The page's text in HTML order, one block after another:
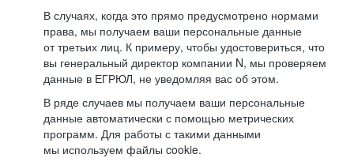
В случаях, когда это прямо предусмотрено нормами
права, мы получаем ваши персональные данные
от третьих лиц. К примеру, чтобы удостовериться, что
вы генеральный директор компании N, мы проверяем
данные в ЕГРЮЛ, не уведомляя вас об этом.
В ряде случаев мы получаем ваши персональные
данные автоматически с помощью метрических
программ. Для работы с такими данными
мы используем файлы cookie.